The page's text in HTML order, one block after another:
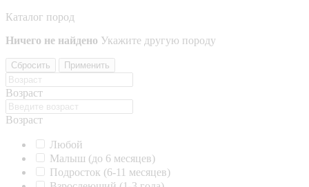
Каталог пород
Ничего не найдено Укажите другую породу
Сбросить Применить
Возраст
Возраст
Любой
Малыш (до 6 месяцев)
Подросток (6-11 месяцев)